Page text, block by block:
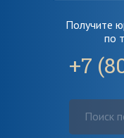
Получите
по
+7